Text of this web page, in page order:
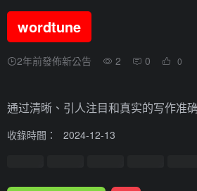
wordtune
2年前發佈新公告 2 0 0
通过清晰、引人注目和真实的写作准
收錄時間： 2024-12-13